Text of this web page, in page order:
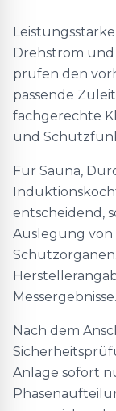
Drehstrom und
prüfen den
passende
fachgerechte
und
Für Sauna,
entscheidend,
Auslegung
Messergebnisse.
Nach dem
Anlage sofort